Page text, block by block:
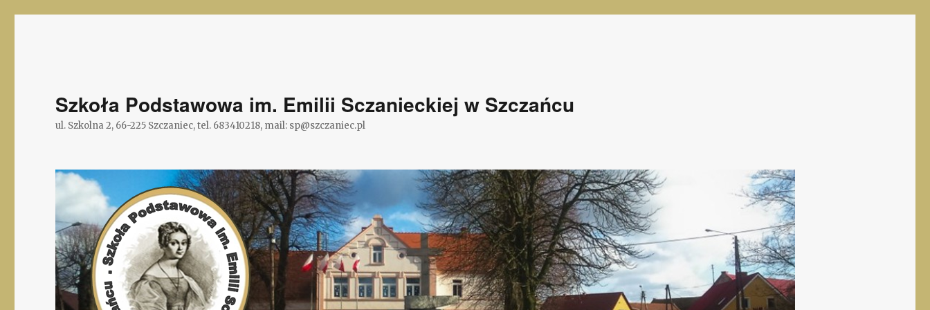
Szkoła Podstawowa im. Emilii Sczanieckiej w Szczańcu
ul. Szkolna 2, 66-225 Szczaniec, tel. 683410218, mail: sp@szczaniec.pl